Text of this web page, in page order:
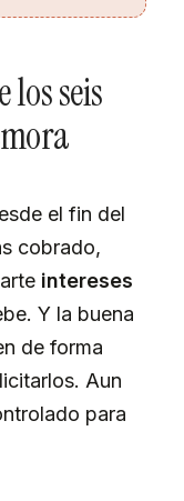
los seis
el fin del
cobrado,
intereses
Y la buena
de forma
Aun
para